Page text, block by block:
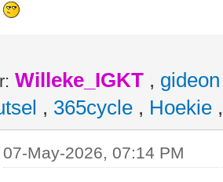
Willeke_IGKT , gideon
, 365cycle , Hoekie
07-May-2026, 07:14 PM